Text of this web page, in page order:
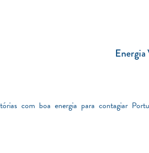
Energia
com boa energia para contagiar